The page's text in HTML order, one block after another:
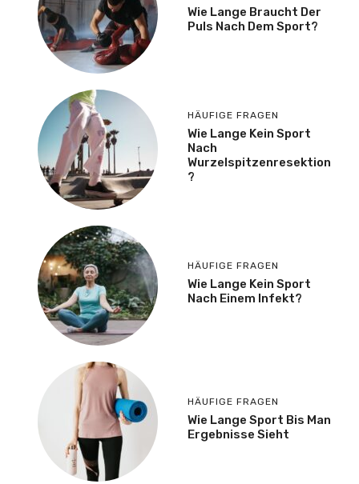
Wie Lange Braucht Der
Puls Nach Dem Sport?
HÄUFIGE FRAGEN
Wie Lange Kein Sport
Nach
Wurzelspitzenresektion
?
HÄUFIGE FRAGEN
Wie Lange Kein Sport
Nach Einem Infekt?
HÄUFIGE FRAGEN
Wie Lange Sport Bis Man
Ergebnisse Sieht